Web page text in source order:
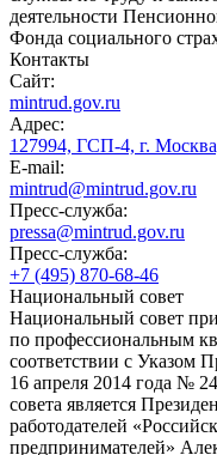
деятельности
Фонда социального
Контакты
Сайт:
mintrud.gov.ru
Адрес:
127994, ГСП-4, г.
E-mail:
mintrud@mintrud.gov.ru
Пресс-служба:
pressa@mintrud.gov.ru
Пресс-служба:
+7 (495) 870-68-46
Национальный совет
Национальный совет
по профессиональным
соответствии с Указом
16 апреля 2014 года №
совета является
работодателей
предпринимателей»